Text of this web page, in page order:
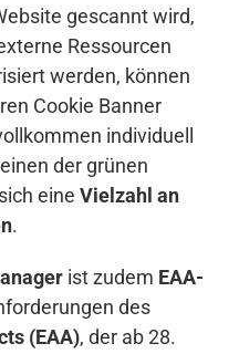
gescannt wird,
Ressourcen
werden, können
Cookie Banner
individuell
der grünen
eine Vielzahl an
.
ist zudem EAA-
des
(EAA), der ab 28.